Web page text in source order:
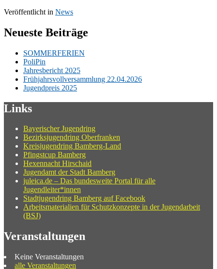
Veröffentlicht in News
Neueste Beiträge
SOMMERFERIEN
PoliPin
Jahresbericht 2025
Frühjahrsvollversammlung 22.04.2026
Jugendpreis 2025
Links
Bayerischer Jugendring
Bezirksjugendring Oberfranken
Kreisjugendring Bamberg-Land
Pfingstcup Bamberg
Hexennacht Hirschaid
Jugendamt der Stadt Bamberg
juleica.de – Das bundesweite Portal für alle
Jugendleiter*innen
Stadtjugendring Bamberg auf Facebook
Arbeitsmaterialien für Schutzkonzepte in der Jugendarbeit
(BSJ)
Veranstaltungen
Keine Veranstaltungen
alle Veranstaltungen